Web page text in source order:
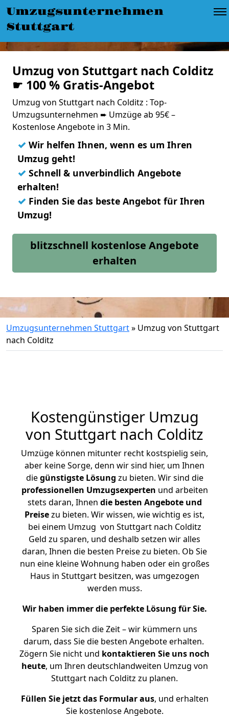
Umzugsunternehmen
Stuttgart
Umzug von Stuttgart nach Colditz
☛ 100 % Gratis-Angebot
Umzug von Stuttgart nach Colditz : Top-
Umzugsunternehmen ➨ Umzüge ab 95€ –
Kostenlose Angebote in 3 Min.
✓ Wir helfen Ihnen, wenn es um Ihren
Umzug geht!
✓ Schnell & unverbindlich Angebote
erhalten!
✓ Finden Sie das beste Angebot für Ihren
Umzug!
blitzschnell kostenlose Angebote
erhalten
Umzugsunternehmen Stuttgart» Umzug von Stuttgart
nach Colditz
Kostengünstiger Umzug
von Stuttgart nach Colditz
Umzüge können mitunter recht kostspielig sein,
aber keine Sorge, denn wir sind hier, um Ihnen
diegünstigste Lösung zu bieten. Wir sind die
professionellen Umzugsexperten und arbeiten
stets daran, Ihnen die besten Angebote und
Preisezu bieten. Wir wissen, wie wichtig es ist,
bei einem Umzug von Stuttgart nach Colditz
Geld zu sparen, und deshalb setzen wir alles
daran, Ihnen die besten Preise zu bieten. Ob Sie
nun eine kleine Wohnung haben oder ein großes
Haus in Stuttgart besitzen, was umgezogen
werden muss.
Wir haben immer die perfekte Lösung für Sie.
Sparen Sie sich die Zeit – wir kümmern uns
darum, dass Sie die besten Angebote erhalten.
Zögern Sie nicht und kontaktieren Sie uns noch
heute, um Ihren deutschlandweiten Umzug von
Stuttgart nach Colditz zu planen.
Füllen Sie jetzt das Formular aus, und erhalten
Sie kostenlose Angebote.